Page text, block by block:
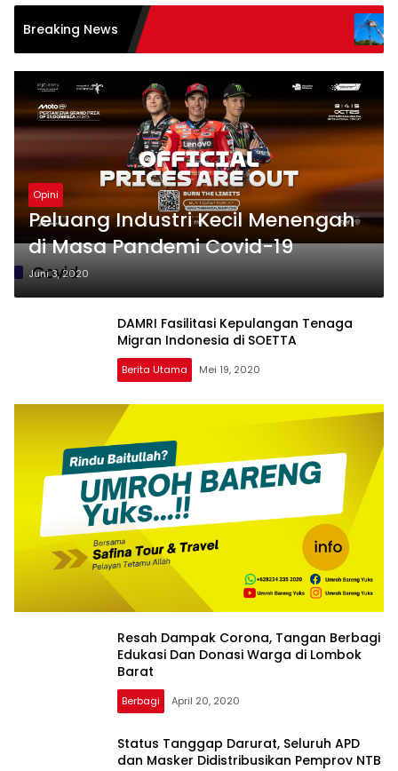
Breaking News
PLN UIW NTB
Tanpa Padam
Covid
Opini
Peluang Industri Kecil Menengah
di Masa Pandemi Covid-19
Juni 3, 2020
DAMRI Fasilitasi Kepulangan Tenaga
Migran Indonesia di SOETTA
Berita Utama Mei 19, 2020
Resah Dampak Corona, Tangan Berbagi
Edukasi Dan Donasi Warga di Lombok
Barat
Berbagi April 20, 2020
Status Tanggap Darurat, Seluruh APD
dan Masker Didistribusikan Pemprov NTB